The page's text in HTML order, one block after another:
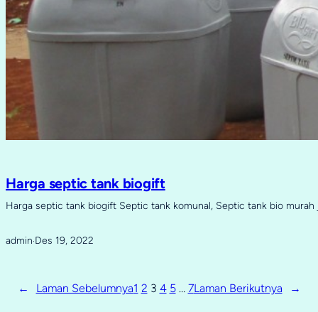
Harga septic tank biogift
Harga septic tank biogift Septic tank komunal, Septic tank bio murah
admin·Des 19, 2022
← Laman Sebelumnya1 2 3 4 5 … 7Laman Berikutnya →